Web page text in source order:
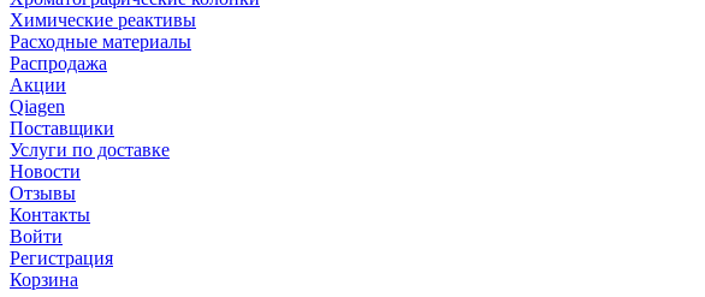
Химические реактивы
Расходные материалы
Распродажа
Акции
Qiagen
Поставщики
Услуги по доставке
Новости
Отзывы
Контакты
Войти
Регистрация
Корзина